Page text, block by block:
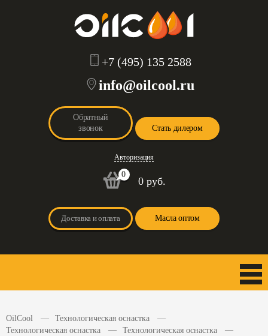
+7 (495) 135 2588
info@oilcool.ru
Обратный
звонок
Стать дилером
Авторизация
0
0 руб.
Доставка и оплата Масла оптом
OilCool
Технологическая оснастка
Технологическая оснастка
Технологическая оснастка